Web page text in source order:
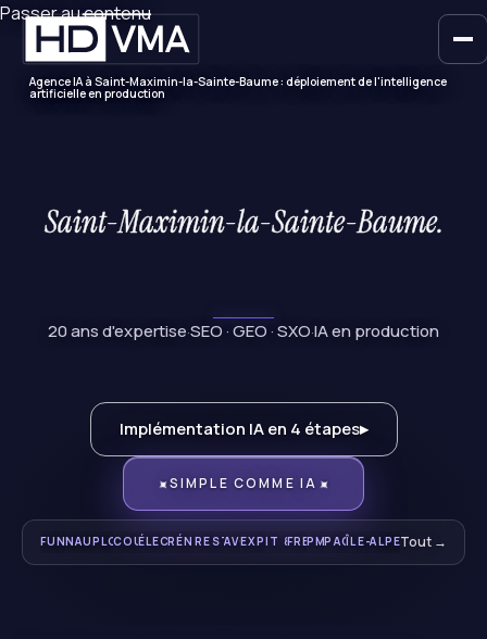
Passer au contenu
Agence IA à Saint-Maximin-la-Sainte-Baume : déploiement de l'intelligence
artificielle en production
20 ans d'expertise·SEO · GEO · SXO·IA en production
Implémentation IA en 4 étapes▸
✦SIMPLE COMME IA✦
FUNNEL IAVotre commercial 24/7
NAUTISMEBateaux, ports, chantiers
PLOMBIERSUrgence & local
COUVREURSToiture & charpente
ÉLECTRICIENSDépannage & domotique
RÉNOVATIONIntérieur & énergétique
RESTAURANTSGastronomie & traiteurs
AVOCATSTous droits
EXPERTS-COMPTABLESTPE / PME
IT & ESNInfogérance & cyber
FREELANCESIndépendants
PMECroissance digitale
PACAMarseille · Nice ·
ÎLE-DE-FRANCE
ALPES-Tout →